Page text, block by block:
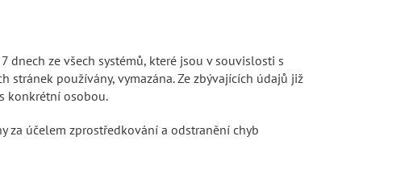
dnech ze všech systémů, které jsou v souvislosti s
stránek používány, vymazána. Ze zbývajících údajů již
konkrétní osobou.
za účelem zprostředkování a odstranění chyb